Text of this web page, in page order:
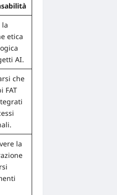
la
etica
AI.
che
FAT
la